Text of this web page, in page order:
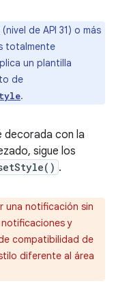
(nivel de API 31) o más
totalmente
un plantilla
de
.
decorada con la
sigue los
.
una notificación sin
y
compatibilidad de
diferente al área